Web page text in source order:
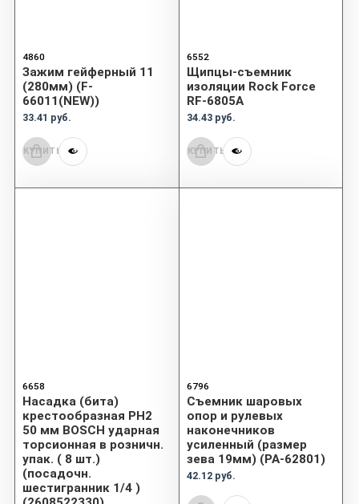
4860
Зажим гейферный 11
(280мм) (F-
66011(NEW))
33.41 руб.
КУПИТЬ
6552
Щипцы-съемник
изоляции Rock Force
RF-6805A
34.43 руб.
КУПИТЬ
6658
Насадка (бита)
крестообразная PH2
50 мм BOSCH ударная
торсионная в розничн.
упак. ( 8 шт.)
(посадочн.
шестигранник 1/4 )
6796
Съемник шаровых
опор и рулевых
наконечников
усиленный (размер
зева 19мм) (PA-62801)
42.12 руб.